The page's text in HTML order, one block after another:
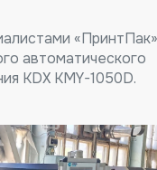
«ПринтПак»
автоматического
KDX KMY-1050D.